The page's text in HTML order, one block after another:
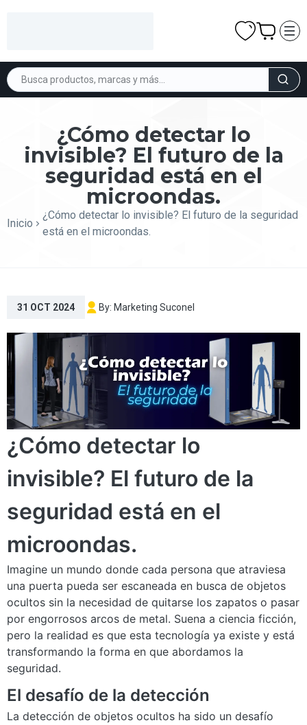
¿Cómo detectar lo
invisible? El futuro de la
seguridad está en el
microondas.
Inicio
¿Cómo detectar lo invisible? El futuro de la seguridad
está en el microondas.
31 OCT 2024 By: Marketing Suconel
¿Cómo detectar lo
invisible? El futuro de la
seguridad está en el
microondas.
Imagine un mundo donde cada persona que atraviesa
una puerta pueda ser escaneada en busca de objetos
ocultos sin la necesidad de quitarse los zapatos o pasar
por engorrosos arcos de metal. Suena a ciencia ficción,
pero la realidad es que esta tecnología ya existe y está
transformando la forma en que abordamos la
seguridad.
El desafío de la detección
La detección de objetos ocultos ha sido un desafío